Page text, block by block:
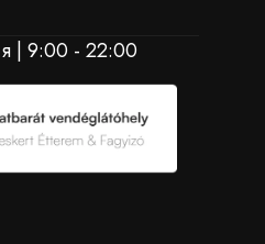
| 9:00 - 22:00